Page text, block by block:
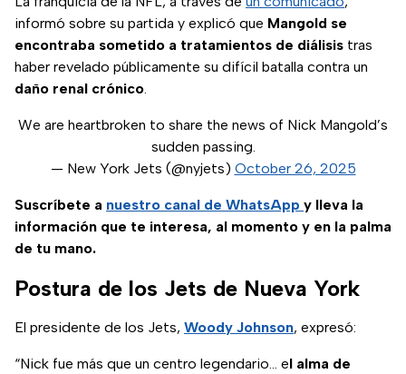
informó sobre su partida y explicó que Mangold se
encontraba sometido a tratamientos de diálisis tras
haber revelado públicamente su difícil batalla contra un
daño renal crónico.
We are heartbroken to share the news of Nick Mangold’s
sudden passing.
— New York Jets (@nyjets) October 26, 2025
Suscríbete a nuestro canal de WhatsApp y lleva la
información que te interesa, al momento y en la palma
de tu mano.
Postura de los Jets de Nueva York
El presidente de los Jets, Woody Johnson, expresó:
“Nick fue más que un centro legendario… el alma de